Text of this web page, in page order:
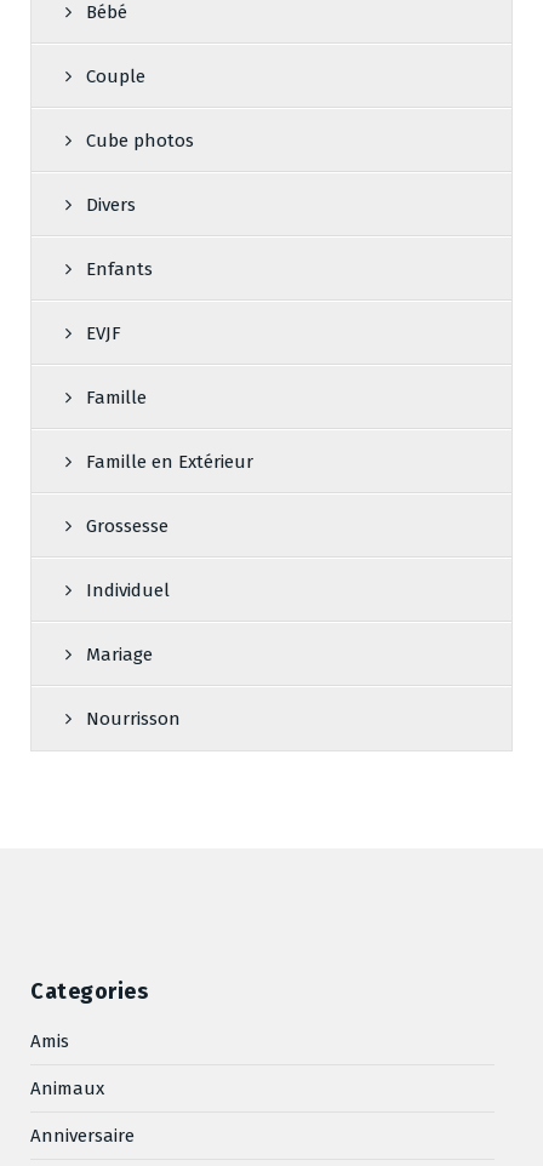
Bébé
Couple
Cube photos
Divers
Enfants
EVJF
Famille
Famille en Extérieur
Grossesse
Individuel
Mariage
Nourrisson
Categories
Amis
Animaux
Anniversaire